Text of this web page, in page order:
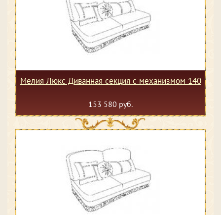
Мелия Люкс Диванная секция с механизмом 140
153 580 руб.